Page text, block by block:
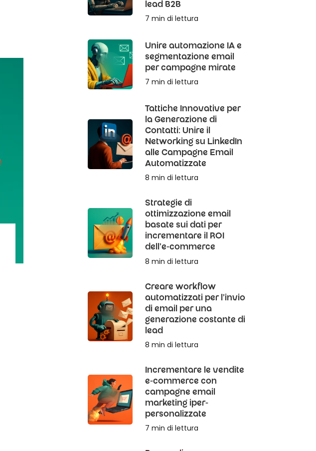
lead B2B
7 min di lettura
Unire automazione IA e
segmentazione email
per campagne mirate
7 min di lettura
Tattiche Innovative per
la Generazione di
Contatti: Unire il
Networking su LinkedIn
alle Campagne Email
Automatizzate
8 min di lettura
Strategie di
ottimizzazione email
basate sui dati per
incrementare il ROI
dell'e-commerce
8 min di lettura
Creare workflow
automatizzati per l'invio
di email per una
generazione costante di
lead
8 min di lettura
Incrementare le vendite
e-commerce con
campagne email
marketing iper-
personalizzate
7 min di lettura